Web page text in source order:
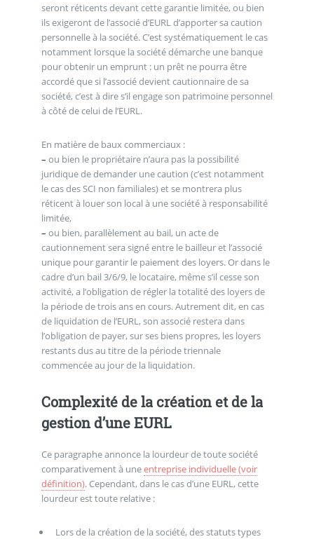
seront réticents devant cette garantie limitée, ou bien
ils exigeront de l’associé d’EURL d’apporter sa caution
personnelle à la société. C’est systématiquement le cas
notamment lorsque la société démarche une banque
pour obtenir un emprunt : un prêt ne pourra être
accordé que si l’associé devient cautionnaire de sa
société, c’est à dire s’il engage son patrimoine personnel
à côté de celui de l’EURL.
En matière de baux commerciaux :
– ou bien le propriétaire n’aura pas la possibilité
juridique de demander une caution (c’est notamment
le cas des SCI non familiales) et se montrera plus
réticent à louer son local à une société à responsabilité
limitée,
– ou bien, parallèlement au bail, un acte de
cautionnement sera signé entre le bailleur et l’associé
unique pour garantir le paiement des loyers. Or dans le
cadre d’un bail 3/6/9, le locataire, même s’il cesse son
activité, a l’obligation de régler la totalité des loyers de
la période de trois ans en cours. Autrement dit, en cas
de liquidation de l’EURL, son associé restera dans
l’obligation de payer, sur ses biens propres, les loyers
restants dus au titre de la période triennale
commencée au jour de la liquidation.
Complexité de la création et de la
gestion d’une EURL
Ce paragraphe annonce la lourdeur de toute société
comparativement à uneentreprise individuelle (voir
définition). Cependant, dans le cas d’une EURL, cette
lourdeur est toute relative :
Lors de la création de la société, des statuts types